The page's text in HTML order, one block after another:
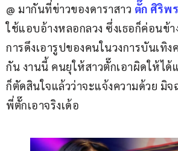
@ มากันที่ข่าวของดาราสาว ตั๊ก ศิริพร
ใช้แอบอ้างหลอกลวง ซึ่งเธอก็ค่อนข้า
การดึงเอารูปของคนในวงการบันเทิ
กัน งานนี้ คนยุให้สาวตั๊กเอาผิดให้ได้
ก็ตัดสินใจแล้วว่าจะแจ้งความด้วย มิ
พี่ตั๊กเอาจริงเด้อ